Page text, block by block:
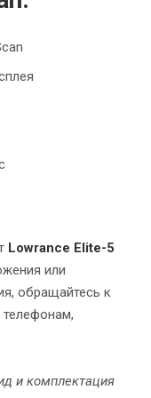
Lowrance Elite-5
или
обращайтесь к
и комплектация